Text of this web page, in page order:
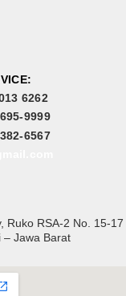
6262
9999
6567
Ruko RSA-2 No. 15-17
– Jawa Barat